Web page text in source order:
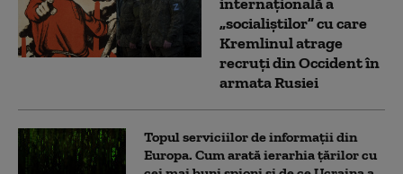
„socialiștilor” cu care
Kremlinul atrage
recruți din Occident în
armata Rusiei
Topul serviciilor de informații din
Europa. Cum arată ierarhia țărilor cu